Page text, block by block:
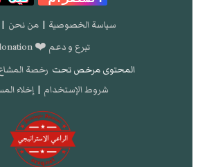
سياسة الخصوصية | من نحن |
تبرع و دعم ❤️ donation
المحتوى مرخص تحت رخصة المشاع
شروط الإستخدام | إخلاء